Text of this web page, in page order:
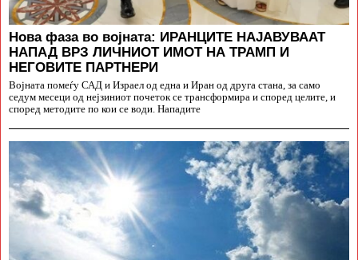
Нова фаза во војната: ИРАНЦИТЕ НАЈАВУВААТ
НАПАД ВРЗ ЛИЧНИОТ ИМОТ НА ТРАМП И
НЕГОВИТЕ ПАРТНЕРИ
Војната помеѓу САД и Израел од една и Иран од друга стана, за само
седум месеци од нејзиниот почеток се трансформира и според целите, и
според методите по кои се води. Нападите